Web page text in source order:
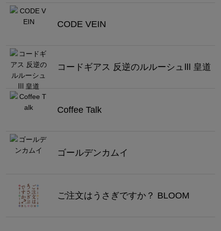
CODE VEIN
コードギアス 反逆のルルーシュⅢ 皇道
Coffee Talk
ゴールデンカムイ
ご注文はうさぎですか？ BLOOM